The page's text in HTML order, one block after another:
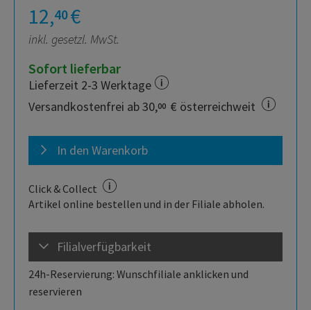
12,40€
inkl. gesetzl. MwSt.
Sofort lieferbar
Lieferzeit 2-3 Werktage
Versandkostenfrei ab 30,00 € österreichweit
In den Warenkorb
Click & Collect
Artikel online bestellen und in der Filiale abholen.
Filialverfügbarkeit
24h-Reservierung: Wunschfiliale anklicken und
reservieren